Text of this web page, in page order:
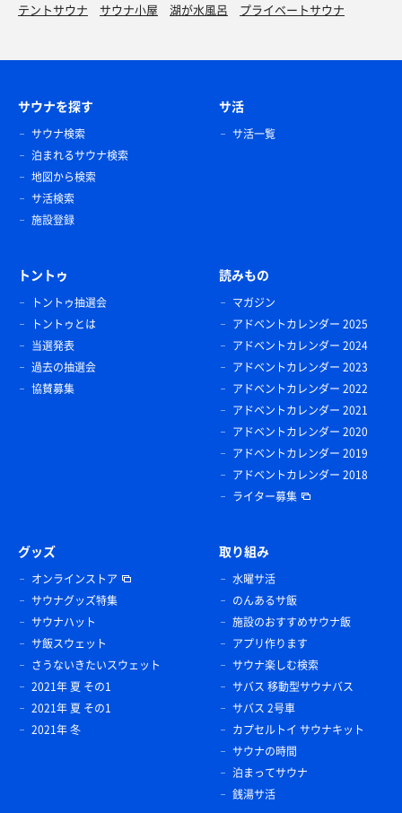
テントサウナ
サウナ小屋 湖が水風呂 プライベートサウナ
サウナを探す
サウナ検索
泊まれるサウナ検索
地図から検索
サ活検索
施設登録
サ活
サ活一覧
トントゥ
トントゥ抽選会
トントゥとは
当選発表
過去の抽選会
協賛募集
読みもの
マガジン
アドベントカレンダー 2025
アドベントカレンダー 2024
アドベントカレンダー 2023
アドベントカレンダー 2022
アドベントカレンダー 2021
アドベントカレンダー 2020
アドベントカレンダー 2019
アドベントカレンダー 2018
ライター募集
グッズ
オンラインストア
サウナグッズ特集
サウナハット
サ飯スウェット
さうないきたいスウェット
2021年 夏 その1
2021年 夏 その1
2021年 冬
取り組み
水曜サ活
のんあるサ飯
施設のおすすめサウナ飯
アプリ作ります
サウナ楽しむ検索
サバス 移動型サウナバス
サバス 2号車
カプセルトイ サウナキット
サウナの時間
泊まってサウナ
銭湯サ活